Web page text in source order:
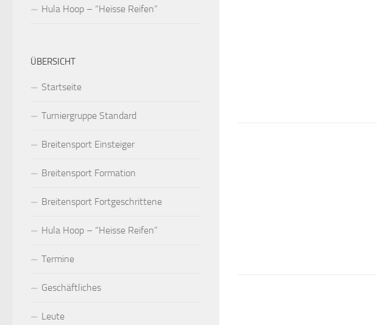
Hula Hoop – “Heisse Reifen”
ÜBERSICHT
Startseite
Turniergruppe Standard
Breitensport Einsteiger
Breitensport Formation
Breitensport Fortgeschrittene
Hula Hoop – “Heisse Reifen”
Termine
Geschäftliches
Leute